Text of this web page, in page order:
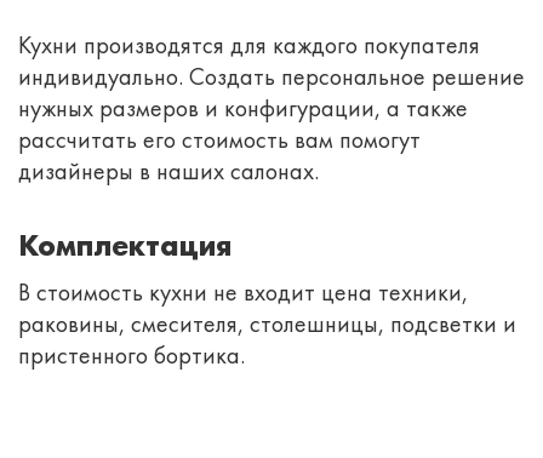
Кухни производятся для каждого покупателя
индивидуально. Создать персональное решение
нужных размеров и конфигурации, а также
рассчитать его стоимость вам помогут
дизайнеры в наших салонах.
Комплектация
В стоимость кухни не входит цена техники,
раковины, смесителя, столешницы, подсветки и
пристенного бортика.